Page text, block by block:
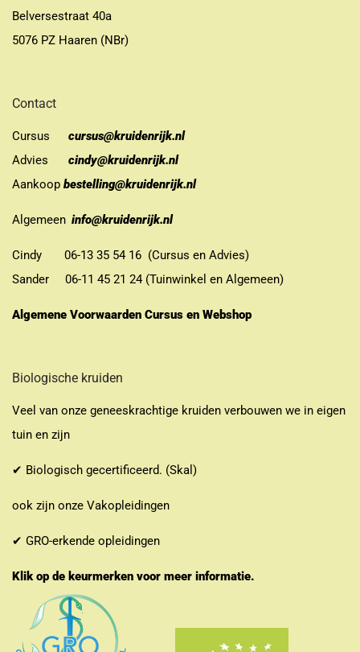
Belversestraat 40a
5076 PZ Haaren (NBr)
Contact
Cursus
cursus@kruidenrijk.nl
Advies
cindy@kruidenrijk.nl
Aankoop bestelling@kruidenrijk.nl
Algemeen info@kruidenrijk.nl
Cindy 06-13 35 54 16 (Cursus en Advies)
Sander 06-11 45 21 24 (Tuinwinkel en Algemeen)
Algemene Voorwaarden Cursus en Webshop
Biologische kruiden
Veel van onze geneeskrachtige kruiden verbouwen we in eigen
tuin en zijn
✔ Biologisch gecertificeerd. (Skal)
ook zijn onze Vakopleidingen
✔ GRO-erkende opleidingen
Klik op de keurmerken voor meer informatie.